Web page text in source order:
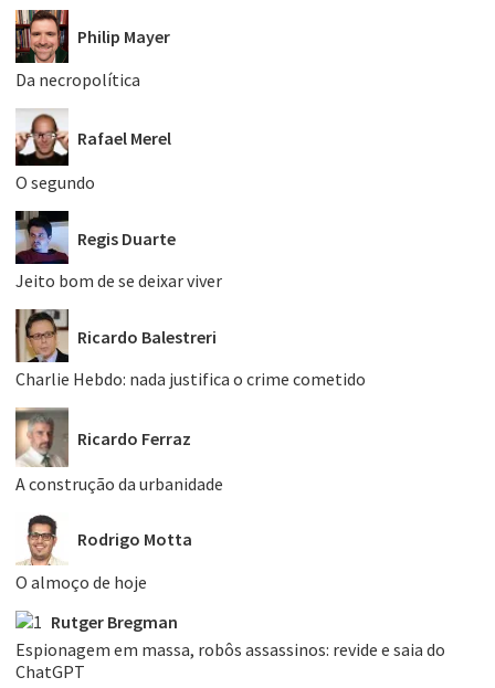
Philip Mayer
Da necropolítica
Rafael Merel
O segundo
Regis Duarte
Jeito bom de se deixar viver
Ricardo Balestreri
Charlie Hebdo: nada justifica o crime cometido
Ricardo Ferraz
A construção da urbanidade
Rodrigo Motta
O almoço de hoje
Rutger Bregman
Espionagem em massa, robôs assassinos: revide e saia do
ChatGPT